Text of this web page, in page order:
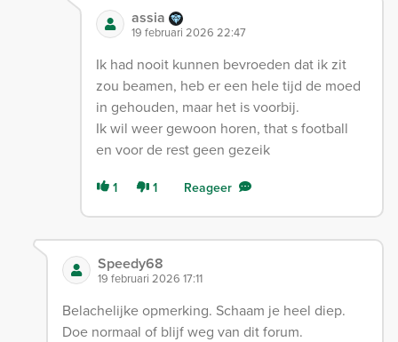
assia
19 februari 2026 22:47
Ik had nooit kunnen bevroeden dat ik zit
zou beamen, heb er een hele tijd de moed
in gehouden, maar het is voorbij.
Ik wil weer gewoon horen, that s football
en voor de rest geen gezeik
1 1 Reageer
Speedy68
19 februari 2026 17:11
Belachelijke opmerking. Schaam je heel diep.
Doe normaal of blijf weg van dit forum.